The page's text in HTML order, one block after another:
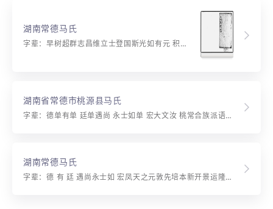
湖南常德马氏
字辈：早树超群志昌维立士登国斯光如有元 积善先培本新开景运隆家声长丕振厚泽庆扶风
湖南省常德市桃源县马氏
字辈：德单有单 廷单遇尚 永士如单 宏大文汝 桃常合族派语：积善先培本 新开景运隆 家声长丕振 厚泽庆扶风 常德前河马氏原派：早树超群 志昌维玄 士登国斯 光如有元
湖南常德马氏
字辈：德 有 廷 遇尚永士如 宏凤天之元敦先培本新开景运隆家声长丕振厚泽庆扶风